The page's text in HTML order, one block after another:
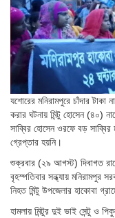
যশোরের মনিরামপুরে চাঁদার
করার ঘটনায় মিন্টু হোসেন (৪০)
সাব্বির হোসেন ওরফে বড়
গ্রেপ্তার হয়নি।
শুক্রবার (২৯ আগস্ট) দিবাগত
বৃহস্পতিবার সন্ধ্যায় মনিরামপুর
নিহত মিন্টু উপজেলার হাকোবা
হামলায় মিন্টুর দুই ভাই সেন্টু ও